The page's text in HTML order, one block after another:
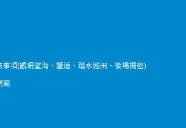
項(觀珊望海、蟹逅、踏水巡田、後場揭密)
範